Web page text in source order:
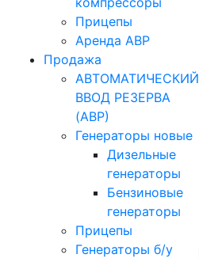
Прицепы
Аренда АВР
Продажа
АВТОМАТИЧЕСКИЙ
ВВОД РЕЗЕРВА
(АВР)
Генераторы новые
Дизельные
генераторы
Бензиновые
генераторы
Прицепы
Генераторы б/у